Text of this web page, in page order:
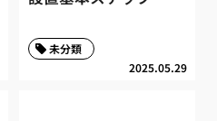
2025.05.29
未分類